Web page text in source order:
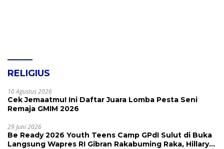
RELIGIUS
10 Agustus 2026
Cek Jemaatmu! Ini Daftar Juara Lomba Pesta Seni
Remaja GMIM 2026
29 Juni 2026
Be Ready 2026 Youth Teens Camp GPdI Sulut di Buka
Langsung Wapres RI Gibran Rakabuming Raka, Hillary